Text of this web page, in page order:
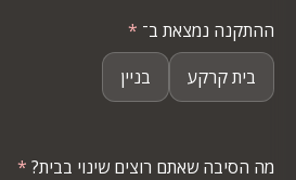
ההתקנה נמצאת ב־ *
בית קרקע
בניין
מה הסיבה שאתם רוצים שינוי בבית? *